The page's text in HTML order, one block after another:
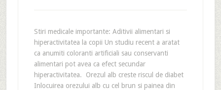
Stiri medicale importante: Aditivii alimentari si
hiperactivitatea la copii Un studiu recent a aratat
ca anumiti coloranti artificiali sau conservanti
alimentari pot avea ca efect secundar
hiperactivitatea. Orezul alb creste riscul de diabet
Inlocuirea orezului alb cu cel brun si painea din